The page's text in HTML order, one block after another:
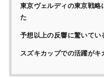
東京ヴェルディの東京戦略
た
予想以上の反響に驚いてい
スズキカップでの活躍がキ